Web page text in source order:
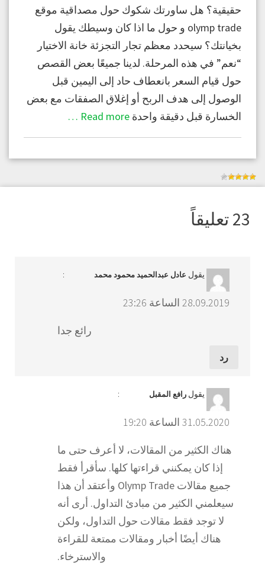
حقيقية؟ هل ساورتك شكوك حول مصداقية موقع
olymp trade و حول ما اذا كان وسيطك يقول
بخيانتك؟ سيحدد معظم تجار التجزئة خانة الاختيار
“نعم” في هذه المرحلة. لدينا جميعًا بعض القصص
حول قيام السعر بانعطاف حاد إلى اليمين قبل
الوصول إلى هدف الربح أو إغلاق الصفقات مع بعض
الخسارة قبل دقيقة واحدة Read more …
23 تعليقاً
يقول عادل عبدالحميد محمود محمد :
28.09.2019 الساعة 23:26
رائع جدا
رد
يقول رافع المقبل :
31.05.2020 الساعة 19:20
هناك الكثير من المقالات، لا أعرف حتى ما
إذا كان يمكنني قراءتها كلها. سأقرأ فقط
جميع مقالات Olymp Trade وأعتقد أن هذا
سيعلمني الكثير من مبادئ التداول. أرى أنه
لا توجد فقط مقالات حول التداول، ولكن
هناك أيضًا أخبار ومقالات ممتعة للقراءة
والاسترخاء.